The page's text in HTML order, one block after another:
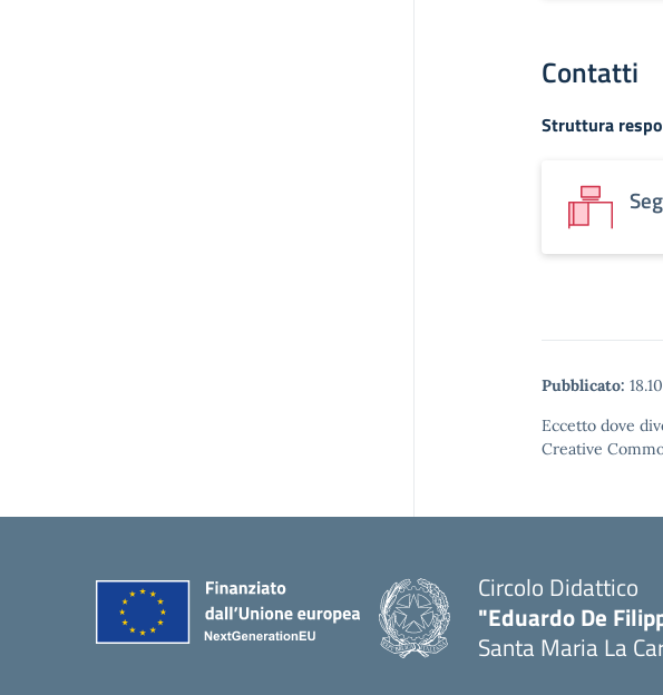
Contatti
Struttura
Pubblicato:
Eccetto dove
Creative
Circolo Didattico
"Eduardo De
Santa Maria La